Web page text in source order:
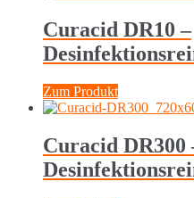
Curacid DR10 –
Zum Produkt
Curacid DR300